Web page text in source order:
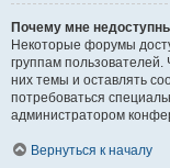
Почему мне
Некоторые форумы
группам
них темы и оставлять
потребоваться
администратором
Вернуться к началу